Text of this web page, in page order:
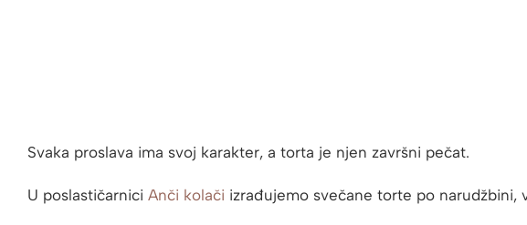
Svaka proslava ima svoj karakter, a torta je njen završni pečat.
U poslastičarnici Anči kolači izrađujemo svečane torte po narudžbini,